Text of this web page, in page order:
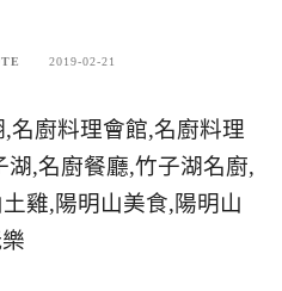
2019-02-21